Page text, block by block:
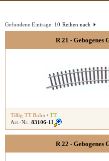
Reihen nach
Gefundene Einträge: 10
R 21 - Gebogenes
Tillig TT Bahn / TT
Art.-Nr.: 83106-11
R 22 - Gebogenes